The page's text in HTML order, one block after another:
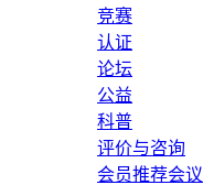
竞赛
认证
论坛
公益
科普
评价与咨询
会员推荐会议